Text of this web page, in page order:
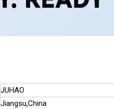
JUHAO
Jiangsu,China